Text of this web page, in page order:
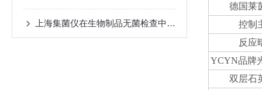
上海集菌仪在生物制品无菌检查中的重要地位
德国莱
控制
反应
YCYN品牌
双层石